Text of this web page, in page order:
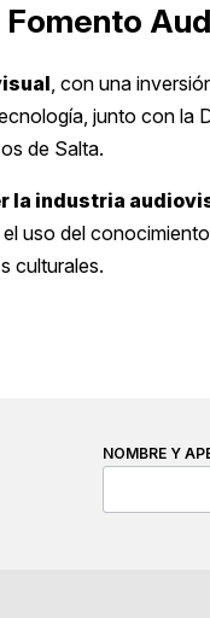
, con una
junto con la
de Salta.
la industria
uso del
culturales.
NOMBRE Y